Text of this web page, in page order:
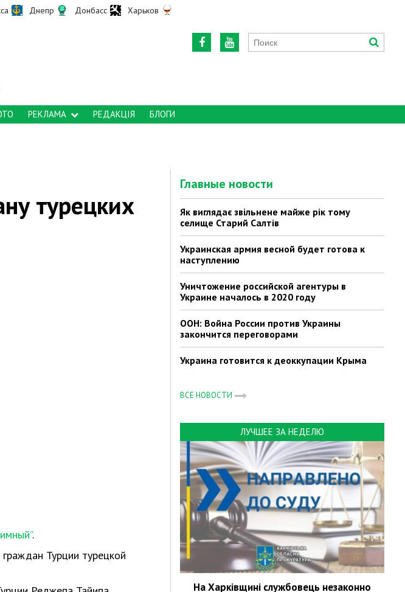
Днепр Донбасс Харьков
РЕКЛАМА РЕДАКЦІЯ БЛОГИ
турецких
.
Турции турецкой
Главные новости
Як виглядає звільнене майже рік тому
селище Старий Салтів
Украинская армия весной будет готова к
наступлению
Уничтожение российской агентуры в
Украине началось в 2020 году
ООН: Война России против Украины
закончится переговорами
Украина готовится к деоккупации Крыма
ВСЕ НОВОСТИ
ЛУЧШЕЕ ЗА НЕДЕЛЮ
На Харківщині службовець незаконно